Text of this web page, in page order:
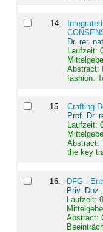
14.
Dr. rer.
Laufzeit:
Abstract:
fashion.
15.
Crafting
Prof. Dr.
Laufzeit:
Abstract:
the key
16
DFG -
Priv.-
Laufzeit:
Abstract: